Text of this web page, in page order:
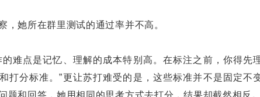
，她所在群里测试的通过率并不高。
的难点是记忆、理解的成本特别高。在标注之前，你得先
打分标准。”更让苏打难受的是，这些标准并不是固定不
题和回答，她用相同的思考方式去打分，结果却截然相反。